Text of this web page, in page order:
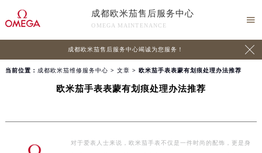
成都欧米茄售后服务中心
OMEGA MAINTENANCE

成都欧米茄售后服务中心竭诚为您服务！ 
当前位置： 成都欧米茄维修服务中心 > 文章 > 欧米茄手表表蒙有划痕处理办法推荐
欧米茄手表表蒙有划痕处理办法推荐
对于爱表人士来说，欧米茄手表不仅是一件时尚的配饰，更是身